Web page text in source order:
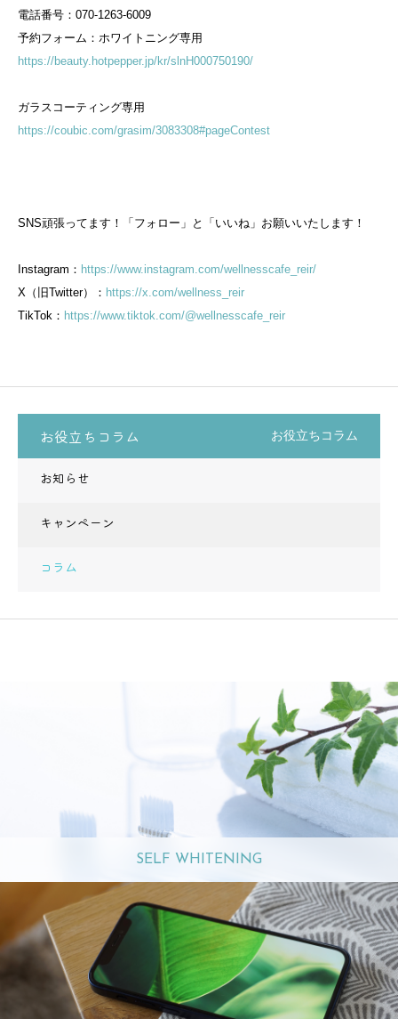
電話番号：070-1263-6009
予約フォーム：ホワイトニング専用
https://beauty.hotpepper.jp/kr/slnH000750190/
ガラスコーティング専用
https://coubic.com/grasim/3083308#pageContest
SNS頑張ってます！「フォロー」と「いいね」お願いいたします！
Instagram： https://www.instagram.com/wellnesscafe_reir/
X（旧Twitter）： https://x.com/wellness_reir
TikTok： https://www.tiktok.com/@wellnesscafe_reir
お役立ちコラム お役立ちコラム
お知らせ
キャンペーン
コラム
SELF WHITENING